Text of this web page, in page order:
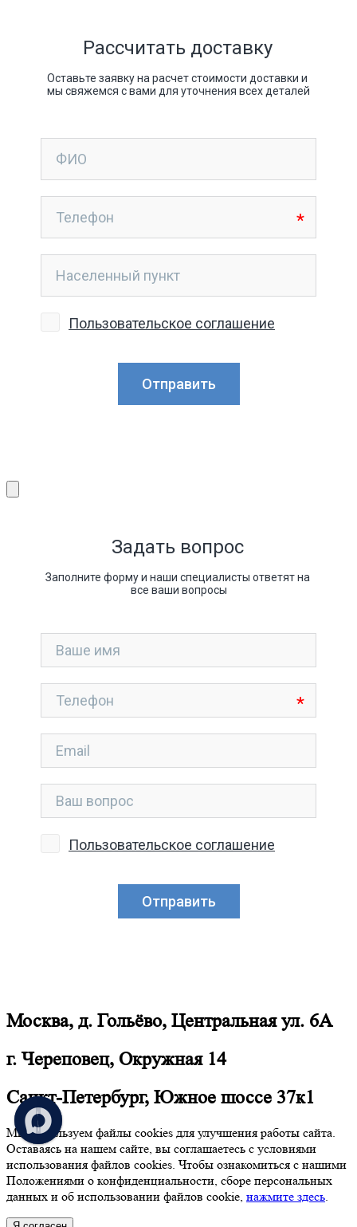
Москва, д. Гольёво, Центральная ул. 6А
г. Череповец, Окружная 14
Санкт-Петербург, Южное шоссе 37к1
Мы используем файлы cookies для улучшения работы сайта.
Оставаясь на нашем сайте, вы соглашаетесь с условиями
использования файлов cookies. Чтобы ознакомиться с нашими
Положениями о конфиденциальности, сборе персональных
данных и об использовании файлов cookie, нажмите здесь